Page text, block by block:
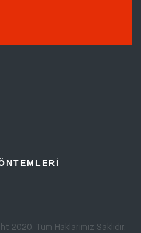
Tüm Haklarımız Saklıdır.